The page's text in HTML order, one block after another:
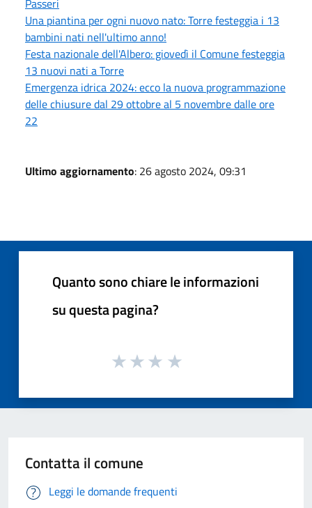
Una piantina per ogni nuovo nato: Torre festeggia i 13
bambini nati nell'ultimo anno!
Festa nazionale dell'Albero: giovedì il Comune festeggia
13 nuovi nati a Torre
Emergenza idrica 2024: ecco la nuova programmazione
delle chiusure dal 29 ottobre al 5 novembre dalle ore
22
Ultimo aggiornamento: 26 agosto 2024, 09:31
Quanto sono chiare le informazioni
su questa pagina?
Contatta il comune
Leggi le domande frequenti